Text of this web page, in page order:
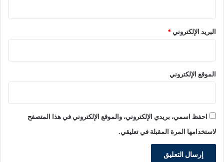
البريد الإلكتروني*
الموقع الإلكتروني
احفظ اسمي، بريدي الإلكتروني، والموقع الإلكتروني في هذا المتصفح
لاستخدامها المرة المقبلة في تعليقي.